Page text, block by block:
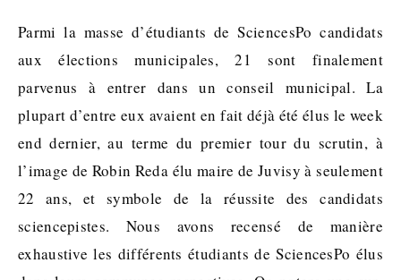
Parmi la masse d’étudiants de SciencesPo candidats
aux élections municipales, 21 sont finalement
parvenus à entrer dans un conseil municipal. La
plupart d’entre eux avaient en fait déjà été élus le week
end dernier, au terme du premier tour du scrutin, à
l’image de Robin Reda élu maire de Juvisy à seulement
22 ans, et symbole de la réussite des candidats
sciencepistes. Nous avons recensé de manière
exhaustive les différents étudiants de SciencesPo élus